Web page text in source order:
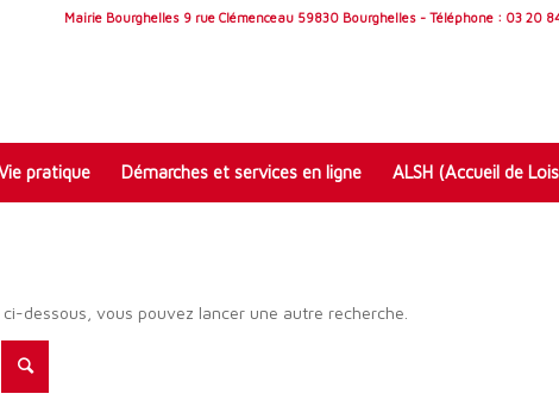
Mairie Bourghelles 9 rue Clémenceau 59830 Bourghelles - Téléphone : 03 20
pratique Démarches et services en ligne ALSH (Accueil de
dessous, vous pouvez lancer une autre recherche.